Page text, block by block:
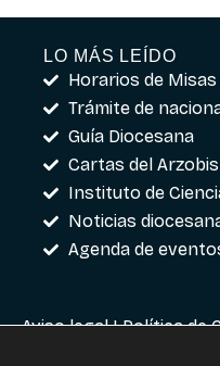
LO MÁS LEÍDO
Horarios de Misas
Trámite de
Guía Diocesana
Cartas del
Instituto de
Noticias
Agenda de
Aviso legal|Política de